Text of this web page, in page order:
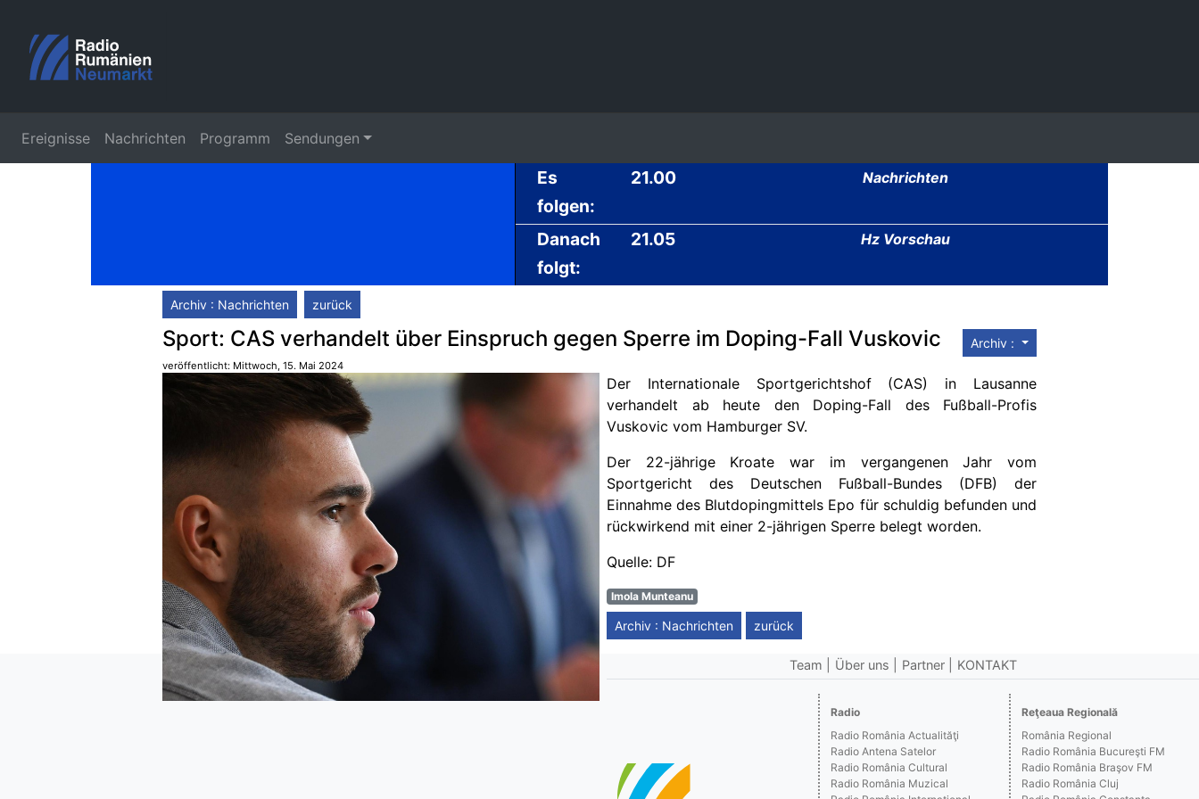
Ereignisse Nachrichten Programm Sendungen
Es
folgen:
21.00 Nachrichten
Danach
folgt:
21.05 Hz Vorschau
Archiv : Nachrichten zurück
Archiv :
Sport: CAS verhandelt über Einspruch gegen Sperre im Doping-Fall Vuskovic
veröffentlicht: Mittwoch, 15. Mai 2024
Der Internationale Sportgerichtshof (CAS) in Lausanne
verhandelt ab heute den Doping-Fall des Fußball-Profis
Vuskovic vom Hamburger SV.
Der 22-jährige Kroate war im vergangenen Jahr vom
Sportgericht des Deutschen Fußball-Bundes (DFB) der
Einnahme des Blutdopingmittels Epo für schuldig befunden und
rückwirkend mit einer 2-jährigen Sperre belegt worden.
Quelle: DF
Imola Munteanu
Archiv : Nachrichten zurück
Team Über uns Partner KONTAKT
Radio
Radio România Actualităţi
Radio Antena Satelor
Radio România Cultural
Radio România Muzical
Reţeaua Regională
România Regional
Radio România Bucureşti FM
Radio România Braşov FM
Radio România Cluj